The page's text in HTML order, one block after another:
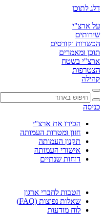
דלג לתוכן
על ארצ"י
שירותים
הכשרות וקורסים
תוכן ומאמרים
ארצ"י בשטח
הצטרפות
קהילה
כניסה
הכירו את ארצ"י
חזון ומטרות העמותה
תקנון העמותה
אישורי העמותה
דוחות שנתיים
הטבות לחברי ארגון
שאלות נפוצות (FAQ)
לוח מודעות